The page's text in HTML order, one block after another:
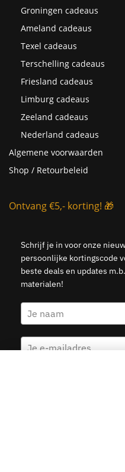
Groningen cadeaus
Ameland cadeaus
Texel cadeaus
Terschelling cadeaus
Friesland cadeaus
Limburg cadeaus
Zeeland cadeaus
Nederland cadeaus
Algemene voorwaarden
Shop / Retourbeleid
Ontvang €5,- korting! 🎁
Schrijf je in voor onze
persoonlijke kortingscode
beste deals en updates
materialen!